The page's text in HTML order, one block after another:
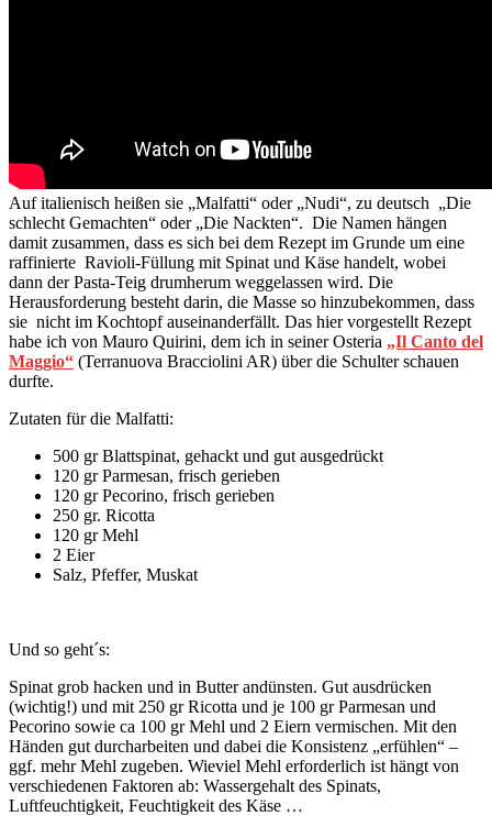
Auf italienisch heißen sie „Malfatti“ oder „Nudi“, zu deutsch „Die
schlecht Gemachten“ oder „Die Nackten“. Die Namen hängen
damit zusammen, dass es sich bei dem Rezept im Grunde um eine
raffinierte Ravioli-Füllung mit Spinat und Käse handelt, wobei
dann der Pasta-Teig drumherum weggelassen wird. Die
Herausforderung besteht darin, die Masse so hinzubekommen, dass
sie nicht im Kochtopf auseinanderfällt. Das hier vorgestellt Rezept
habe ich von Mauro Quirini, dem ich in seiner Osteria „Il Canto del
Maggio“ (Terranuova Bracciolini AR) über die Schulter schauen
durfte.
Zutaten für die Malfatti:
500 gr Blattspinat, gehackt und gut ausgedrückt
120 gr Parmesan, frisch gerieben
120 gr Pecorino, frisch gerieben
250 gr. Ricotta
120 gr Mehl
2 Eier
Salz, Pfeffer, Muskat
Und so geht´s:
Spinat grob hacken und in Butter andünsten. Gut ausdrücken
(wichtig!) und mit 250 gr Ricotta und je 100 gr Parmesan und
Pecorino sowie ca 100 gr Mehl und 2 Eiern vermischen. Mit den
Händen gut durcharbeiten und dabei die Konsistenz „erfühlen“ –
ggf. mehr Mehl zugeben. Wieviel Mehl erforderlich ist hängt von
verschiedenen Faktoren ab: Wassergehalt des Spinats,
Luftfeuchtigkeit, Feuchtigkeit des Käse …